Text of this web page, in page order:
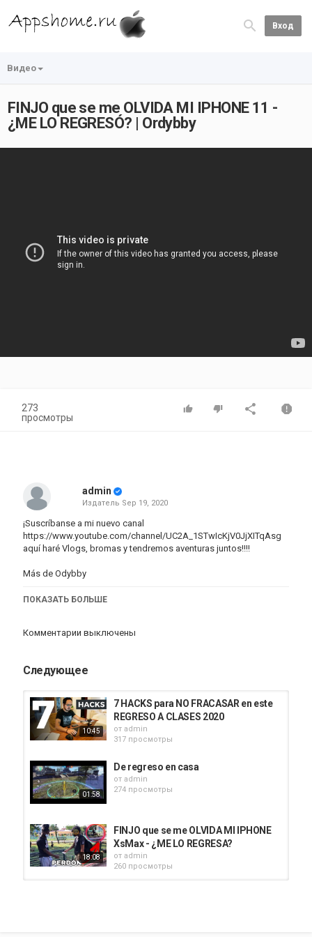
Вход
Видео
FINJO que se me OLVIDA MI IPHONE 11 -
¿ME LO REGRESÓ? | Ordybby
273
просмотры
admin
Издатель Sep 19, 2020
¡Suscríbanse a mi nuevo canal
https://www.youtube.com/channel/UC2A_1STwIcKjV0JjXITqAsg
aquí haré Vlogs, bromas y tendremos aventuras juntos!!!!
Más de Odybby
Категория
ПОКАЗАТЬ БОЛЬШЕ
Комментарии выключены
Следующее
10:45
7 HACKS para NO FRACASAR en este
REGRESO A CLASES 2020
от admin
317 просмотры
01:58
De regreso en casa
от admin
274 просмотры
18:08
FINJO que se me OLVIDA MI IPHONE
XsMax - ¿ME LO REGRESA?
от admin
260 просмотры